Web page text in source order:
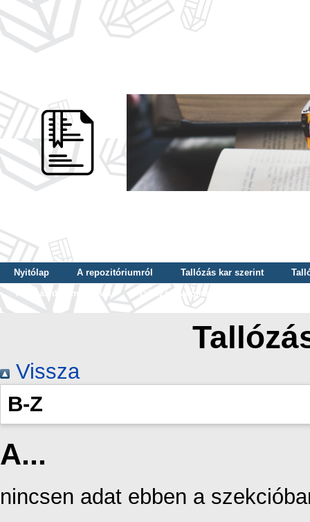
Nyitólap A repozitóriumról Tallózás kar szerint
Tallózás dátum szerint
Tallózás tudományterület szerint
Vissza
B-Z
A...
nincsen adat ebben a